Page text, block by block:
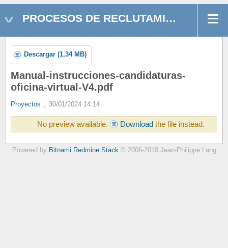
PROCESOS DE RECLUTAMIENTO - ABIERTOS
Descargar (1,34 MB)
Manual-instrucciones-candidaturas-
oficina-virtual-V4.pdf
Proyectos ., 30/01/2024 14:14
No preview available. Downloadthe file instead.
Powered by Bitnami Redmine Stack © 2006-2018 Jean-Philippe Lang